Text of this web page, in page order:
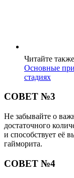
Читайте
Основные
стадиях
СОВЕТ №3
Не забывайте о
достаточного
и способствует её
гайморита.
СОВЕТ №4